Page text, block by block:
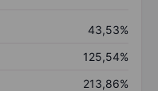
43,53%
125,54%
213,86%